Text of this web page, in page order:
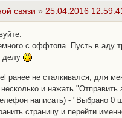
связи » 25.04.2016
с оффтопа. Пусть в аду
делу
ранее не сталкивался, для
и нажать
написать) - "Выбрано 0
страницу и перейти